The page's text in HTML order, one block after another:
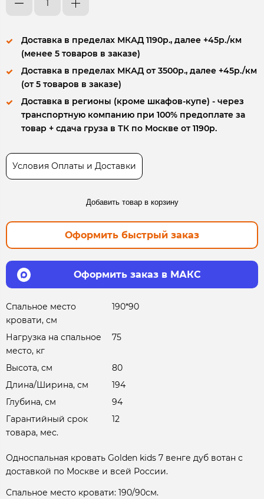
Доставка в пределах МКАД 1190р., далее +45р./км
(менее 5 товаров в заказе)
Доставка в пределах МКАД от 3500р., далее +45р./км
(от 5 товаров в заказе)
Доставка в регионы (кроме шкафов-купе) - через
транспортную компанию при 100% предоплате за
товар + сдача груза в ТК по Москве от 1190р.
Условия Оплаты и Доставки
Добавить товар в корзину
Оформить быстрый заказ
Оформить заказ в МАКС
Спальное место
кровати, см
190*90
Нагрузка на спальное
место, кг
75
Высота, см
80
Длина/Ширина, см
194
Глубина, см
94
Гарантийный срок
товара, мес.
12
Односпальная кровать Golden kids 7 венге дуб вотан с
доставкой по Москве и всей России.
Спальное место кровати: 190/90см.